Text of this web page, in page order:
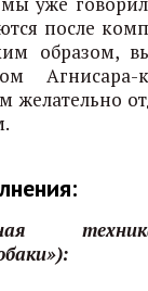
после
образом,
желательно